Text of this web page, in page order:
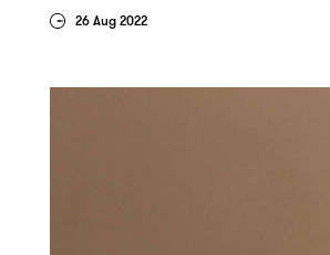
26 Aug 2022